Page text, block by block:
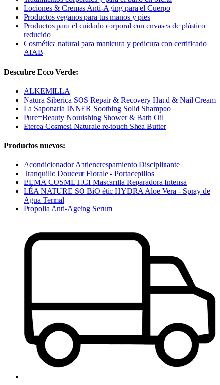
Lociones & Cremas Anti-Aging para el Cuerpo
Productos veganos para tus manos y pies
Productos para el cuidado corporal con envases de plástico
reducido
Cosmética natural para manicura y pedicura con certificado
AIAB
Descubre Ecco Verde:
ALKEMILLA
Natura Siberica SOS Repair & Recovery Hand & Nail Cream
La Saponaria INNER Soothing Solid Shampoo
Pure=Beauty Nourishing Shower & Bath Oil
Eterea Cosmesi Naturale re-touch Shea Butter
Productos nuevos:
Acondicionador Antiencrespamiento Disciplinante
Tranquillo Douceur Florale - Portacepillos
BEMA COSMETICI Mascarilla Reparadora Intensa
LÉA NATURE SO BiO étic HYDRA Aloe Vera - Spray de
Agua Termal
Propolia Anti-Ageing Serum